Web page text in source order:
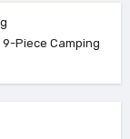
Piece Camping